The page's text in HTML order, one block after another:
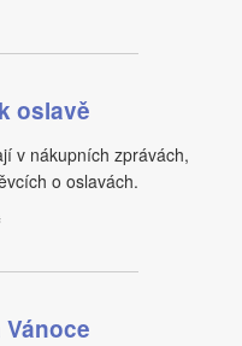
oslavě
v nákupních zprávách,
o oslavách.